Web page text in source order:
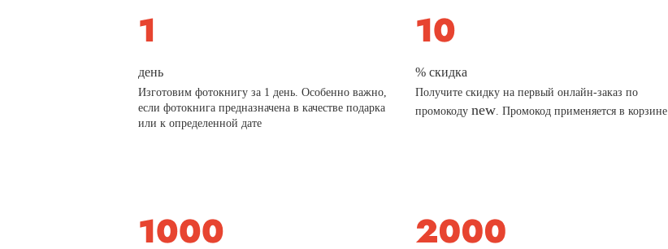
день
Изготовим фотокнигу за 1 день. Особенно важно,
если фотокнига предназначена в качестве подарка
или к определенной дате
% скидка
Получите скидку на первый онлайн-заказ по
промокодуnew . Промокод применяется в корзине